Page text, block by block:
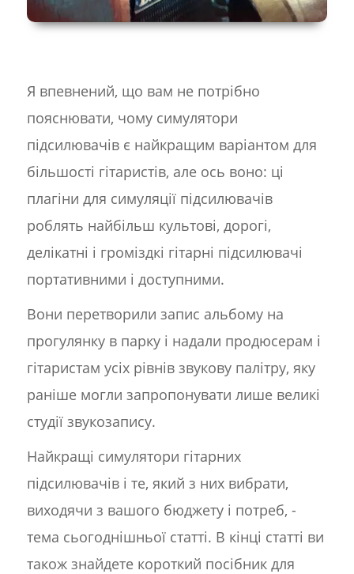
Я впевнений, що вам не потрібно
пояснювати, чому симулятори
підсилювачів є найкращим варіантом для
більшості гітаристів, але ось воно: ці
плагіни для симуляції підсилювачів
роблять найбільш культові, дорогі,
делікатні і громіздкі гітарні підсилювачі
портативними і доступними.
Вони перетворили запис альбому на
прогулянку в парку і надали продюсерам і
гітаристам усіх рівнів звукову палітру, яку
раніше могли запропонувати лише великі
студії звукозапису.
Найкращі симулятори гітарних
підсилювачів і те, який з них вибрати,
виходячи з вашого бюджету і потреб, -
тема сьогоднішньої статті. В кінці статті ви
також знайдете короткий посібник для